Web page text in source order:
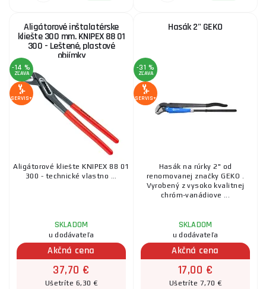
Aligátorové inštalatérske
kliešte 300 mm. KNIPEX 88 01
300 - Leštené, plastové
objímky
-14 %
ZĽAVA
SERVIS+
Aligátorové kliešte KNIPEX 88 01
300 - technické vlastno ...
SKLADOM
u dodávateľa
Akčná cena
37,70 €
Ušetríte 6,30 €
Hasák 2" GEKO
-31 %
ZĽAVA
SERVIS+
Hasák na rúrky 2" od
renomovanej značky GEKO .
Vyrobený z vysoko kvalitnej
chróm-vanádiove ...
SKLADOM
u dodávateľa
Akčná cena
17,00 €
Ušetríte 7,70 €